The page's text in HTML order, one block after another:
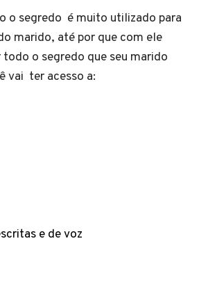
o segredo é muito utilizado para
marido, até por que com ele
o segredo que seu marido
vai ter acesso a:
e de voz